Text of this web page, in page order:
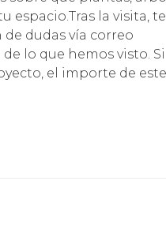
espacio.Tras la visita, te
dudas vía correo
lo que hemos visto. Si
el importe de este